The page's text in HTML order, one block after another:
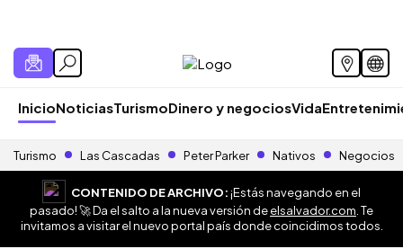
InicioNoticiasTurismoDinero y negociosVida
Turismo Las Cascadas Peter Parker Nativos Negocios
CONTENIDO DE ARCHIVO:¡Estás navegando en el
pasado! 🚀 Da el salto a la nueva versión deelsalvador.com . Te
invitamos a visitar el nuevo portal país donde coincidimos todos.